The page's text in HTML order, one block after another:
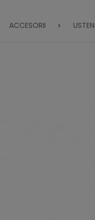
ACCESORII